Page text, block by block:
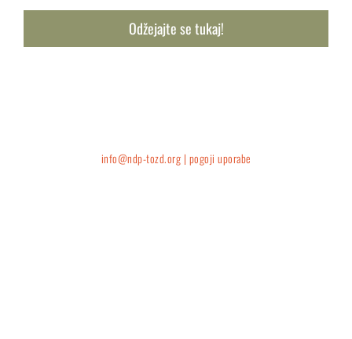
Odžejajte se tukaj!
info@ndp-tozd.org | pogoji uporabe